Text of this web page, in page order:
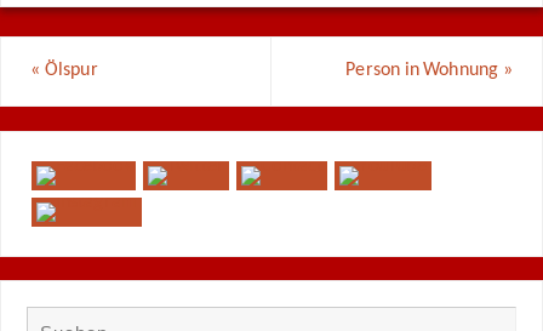
« Ölspur Person in Wohnung »